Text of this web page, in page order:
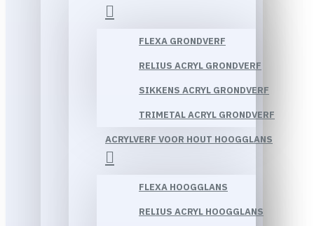
FLEXA GRONDVERF
RELIUS ACRYL GRONDVERF
SIKKENS ACRYL GRONDVERF
TRIMETAL ACRYL GRONDVERF
ACRYLVERF VOOR HOUT HOOGGLANS
FLEXA HOOGGLANS
RELIUS ACRYL HOOGGLANS